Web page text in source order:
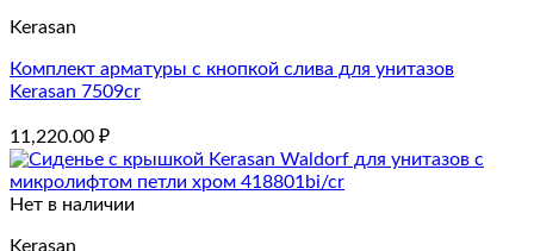
Kerasan
Комплект арматуры с кнопкой слива для унитазов
Kerasan 7509cr
11,220.00 ₽
Нет в наличии
Kerasan